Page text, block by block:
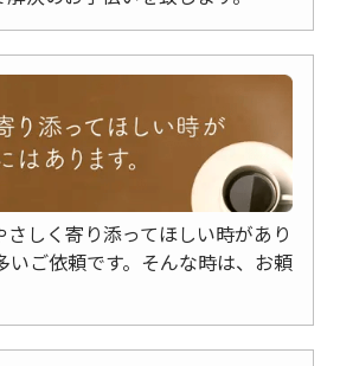
しく寄り添ってほしい時があり
いご依頼です。そんな時は、お頼